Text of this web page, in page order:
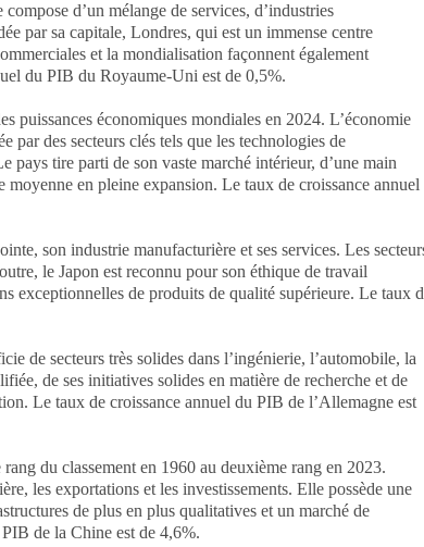
d’un mélange de services, d’industries
par sa capitale, Londres, qui est un immense centre
et la mondialisation façonnent également
du PIB du Royaume-Uni est de 0,5%.
puissances économiques mondiales en 2024. L’économie
par des secteurs clés tels que les technologies de
pays tire parti de son vaste marché intérieur, d’une main
en pleine expansion. Le taux de croissance annuel
son industrie manufacturière et ses services. Les
le Japon est reconnu pour son éthique de travail
exceptionnelles de produits de qualité supérieure. Le taux
de secteurs très solides dans l’ingénierie, l’automobile, la
de ses initiatives solides en matière de recherche et de
Le taux de croissance annuel du PIB de l’Allemagne est
du classement en 1960 au deuxième rang en 2023.
les exportations et les investissements. Elle possède une
de plus en plus qualitatives et un marché de
de la Chine est de 4,6%.